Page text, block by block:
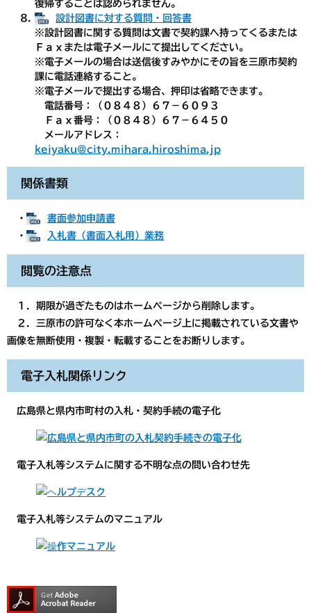
復帰することは認められません。
設計図書に対する質問・回答書
※設計図書に関する質問は文書で契約課へ持ってくるまたは
Ｆａｘまたは電子メールにて提出してください。
※電子メールの場合は送信後すみやかにその旨を三原市契約
課に電話連絡すること。
※電子メールで提出する場合、押印は省略できます。
電話番号：（０８４８）６７－６０９３
Ｆａｘ番号：（０８４８）６７－６４５０
メールアドレス：
keiyaku@city.mihara.hiroshima.jp
関係書類
・
書面参加申請書
・
入札書（書面入札用）業務
閲覧の注意点
１．期限が過ぎたものはホームページから削除します。
２．三原市の許可なく本ホームページ上に掲載されている文書や
画像を無断使用・複製・転載することをお断りします。
電子入札関係リンク
広島県と県内市町村の入札・契約手続の電子化
電子入札等システムに関する不明な点の問い合わせ先
電子入札等システムのマニュアル